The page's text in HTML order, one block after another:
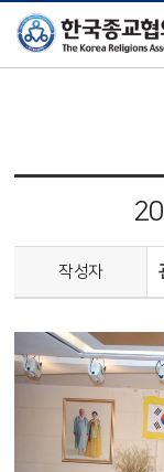
작성자